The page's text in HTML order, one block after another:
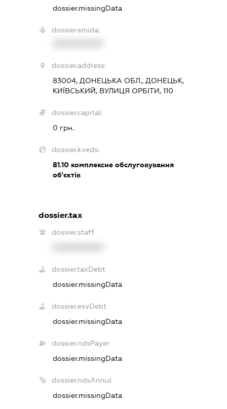
dossier.missingData
dossier.smida:
dossier.address:
83004, ДОНЕЦЬКА ОБЛ., ДОНЕЦЬК,
КИЇВСЬКИЙ, ВУЛИЦЯ ОРБІТИ, 110
dossier.capital:
0 грн.
dossier.kveds:
81.10комплексне обслуговування
об'єктів
dossier.tax
dossier.staff
dossier.taxDebt
dossier.missingData
dossier.esvDebt
dossier.missingData
dossier.ndsPayer
dossier.missingData
dossier.ndsAnnul
dossier.missingData